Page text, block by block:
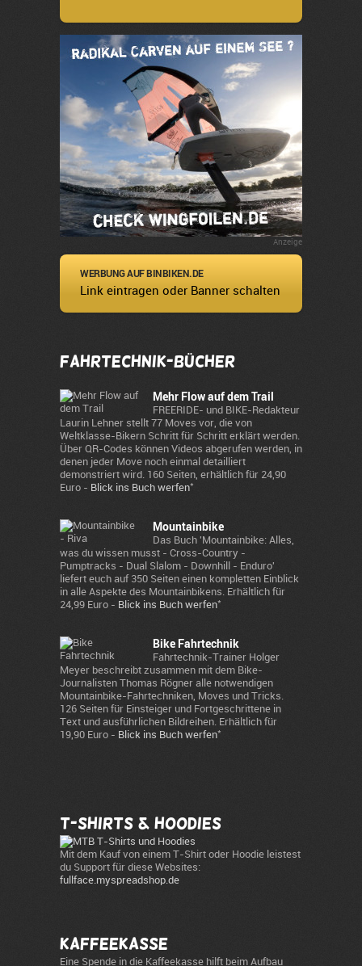
Anzeige
WERBUNG AUF BINBIKEN.DE
Link eintragen oder Banner schalten
Fahrtechnik-Bücher
Mehr Flow auf dem Trail
FREERIDE- und BIKE-Redakteur
Laurin Lehner stellt 77 Moves vor, die von
Weltklasse-Bikern Schritt für Schritt erklärt werden.
Über QR-Codes können Videos abgerufen werden, in
denen jeder Move noch einmal detailliert
demonstriert wird. 160 Seiten, erhältlich für 24,90
Euro - Blick ins Buch werfen*
Mountainbike
Das Buch 'Mountainbike: Alles,
was du wissen musst - Cross-Country -
Pumptracks - Dual Slalom - Downhill - Enduro'
liefert euch auf 350 Seiten einen kompletten Einblick
in alle Aspekte des Mountainbikens. Erhältlich für
24,99 Euro - Blick ins Buch werfen*
Bike Fahrtechnik
Fahrtechnik-Trainer Holger
Meyer beschreibt zusammen mit dem Bike-
Journalisten Thomas Rögner alle notwendigen
Mountainbike-Fahrtechniken, Moves und Tricks.
126 Seiten für Einsteiger und Fortgeschrittene in
Text und ausführlichen Bildreihen. Erhältlich für
19,90 Euro - Blick ins Buch werfen*
T-Shirts & Hoodies
Mit dem Kauf von einem T-Shirt oder Hoodie leistest
du Support für diese Websites:
fullface.myspreadshop.de
Kaffeekasse
Eine Spende in die Kaffeekasse hilft beim Aufbau